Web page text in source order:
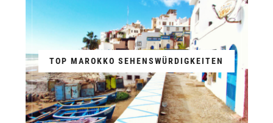
TOP MAROKKO SEHENSWÜRDIGKEITEN